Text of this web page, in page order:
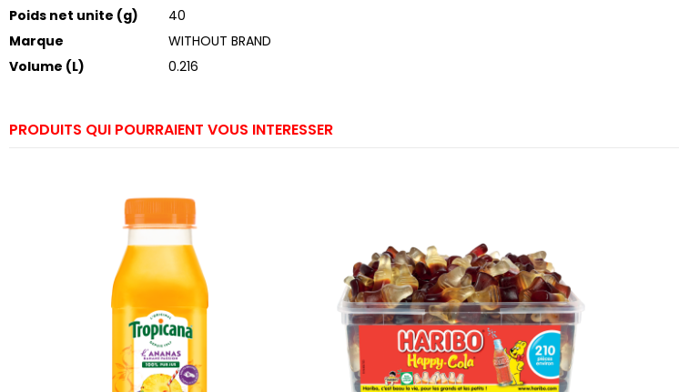
Poids net unite (g)
40
Marque
WITHOUT BRAND
Volume (L)
0.216
PRODUITS QUI POURRAIENT VOUS INTERESSER